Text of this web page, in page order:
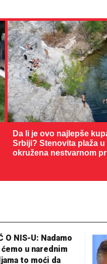
Da li je ovo najlepše
Srbiji? Stenovita plaža
okružena nestvarnom
O NIS-U: Nadamo
ćemo u narednim
to moći da